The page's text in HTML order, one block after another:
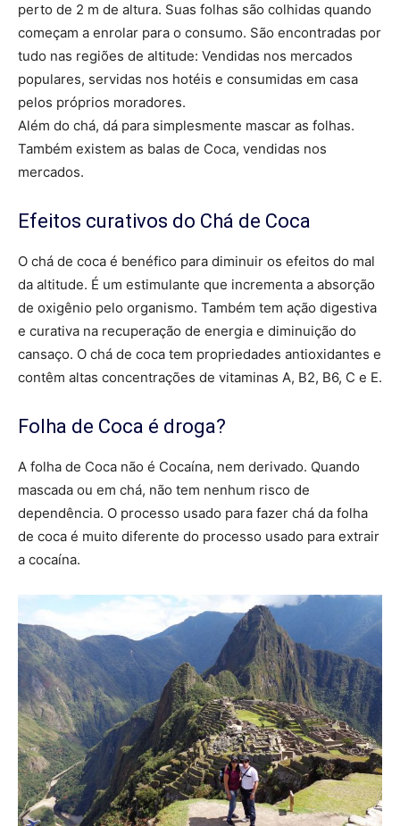
perto de 2 m de altura. Suas folhas são colhidas quando
começam a enrolar para o consumo. São encontradas por
tudo nas regiões de altitude: Vendidas nos mercados
populares, servidas nos hotéis e consumidas em casa
pelos próprios moradores.
Além do chá, dá para simplesmente mascar as folhas.
Também existem as balas de Coca, vendidas nos
mercados.
Efeitos curativos do Chá de Coca
O chá de coca é benéfico para diminuir os efeitos do mal
da altitude. É um estimulante que incrementa a absorção
de oxigênio pelo organismo. Também tem ação digestiva
e curativa na recuperação de energia e diminuição do
cansaço. O chá de coca tem propriedades antioxidantes e
contêm altas concentrações de vitaminas A, B2, B6, C e E.
Folha de Coca é droga?
A folha de Coca não é Cocaína, nem derivado. Quando
mascada ou em chá, não tem nenhum risco de
dependência. O processo usado para fazer chá da folha
de coca é muito diferente do processo usado para extrair
a cocaína.